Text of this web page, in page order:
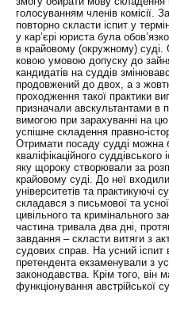
голосуванням членів комісії.
повторно скласти іспит у
у кар’єрі юриста була
в крайовому (окружному) суді.
ковою умовою допуску до
кандидатів на суддів
продовжений до двох, а з
проходження такої практики
призначали авскультантами в
вимогою при зарахуванні на
успішне складення правно-
Отримати посаду судді можна
кваліфікаційного
яку щороку створювали за
крайовому суді. До неї
університетів та практикуючі
складався з письмової та
цивільного та кримінального
частина тривала два дні,
завдання – скласти витяги з
судових справ. На усний іспит
претендента екзаменували з
законодавства. Крім того, він
функціонування австрійської